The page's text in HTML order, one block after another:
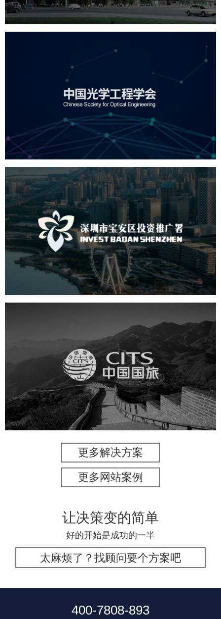
中国光学工程学会
机构组织 国企 品牌官网 网站建设 网站设计
深圳市宝安区投资推广署
机构组织 国企 品牌官网 网站建设 网站设计
中国国旅
旅游休闲 电商网站 网站建设
更多解决方案
更多网站案例
让决策变的简单
好的开始是成功的一半
太麻烦了？找顾问要个方案吧
400-7808-893